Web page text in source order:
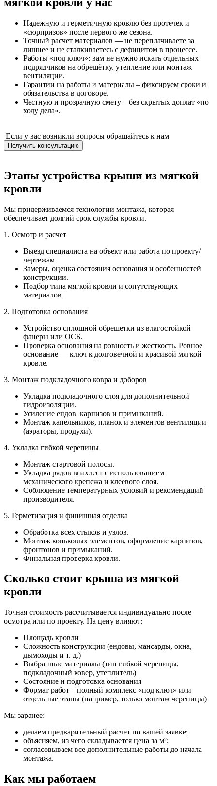
Надежную и герметичную кровлю без протечек и
«сюрпризов» после первого же сезона.
Точный расчет материалов — не переплачиваете за
лишнее и не сталкиваетесь с дефицитом в процессе.
Работы «под ключ»: вам не нужно искать отдельных
подрядчиков на обрешётку, утепление или монтаж
вентиляции.
Гарантии на работы и материалы – фиксируем сроки и
обязательства в договоре.
Честную и прозрачную смету – без скрытых доплат «по
ходу дела».
Если у вас возникли вопросы обращайтесь к нам
Получить консультацию
Этапы устройства крыши из мягкой
кровли
Мы придерживаемся технологии монтажа, которая
обеспечивает долгий срок службы кровли.
1. Осмотр и расчет
Выезд специалиста на объект или работа по проекту/
чертежам.
Замеры, оценка состояния основания и особенностей
конструкции.
Подбор типа мягкой кровли и сопутствующих
материалов.
2. Подготовка основания
Устройство сплошной обрешетки из влагостойкой
фанеры или ОСБ.
Проверка основания на ровность и жесткость. Ровное
основание — ключ к долговечной и красивой мягкой
кровле.
3. Монтаж подкладочного ковра и доборов
Укладка подкладочного слоя для дополнительной
гидроизоляции.
Усиление ендов, карнизов и примыканий.
Монтаж капельников, планок и элементов вентиляции
(аэраторы, продухи).
4. Укладка гибкой черепицы
Монтаж стартовой полосы.
Укладка рядов внахлест с использованием
механического крепежа и клеевого слоя.
Соблюдение температурных условий и рекомендаций
производителя.
5. Герметизация и финишная отделка
Обработка всех стыков и узлов.
Монтаж коньковых элементов, оформление карнизов,
фронтонов и примыканий.
Финальная проверка кровли.
Сколько стоит крыша из мягкой
кровли
Точная стоимость рассчитывается индивидуально после
осмотра или по проекту. На цену влияют:
Площадь кровли
Сложность конструкции (ендовы, мансарды, окна,
дымоходы и т. д.)
Выбранные материалы (тип гибкой черепицы,
подкладочный ковер, утеплитель)
Состояние и подготовка основания
Формат работ – полный комплекс «под ключ» или
отдельные этапы (например, только монтаж черепицы)
Мы заранее:
делаем предварительный расчет по вашей заявке;
объясняем, из чего складывается цена за м²;
согласовываем все дополнительные работы до начала
монтажа.
Как мы работаем